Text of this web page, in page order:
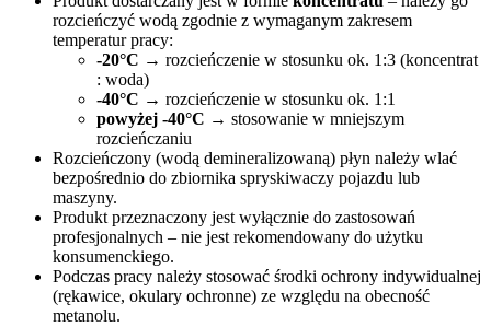
rozcieńczyć wodą zgodnie z wymaganym zakresem
temperatur pracy:
-20°C → rozcieńczenie w stosunku ok. 1:3 (koncentrat
: woda)
-40°C → rozcieńczenie w stosunku ok. 1:1
powyżej -40°C → stosowanie w mniejszym
rozcieńczaniu
Rozcieńczony (wodą demineralizowaną) płyn należy wlać
bezpośrednio do zbiornika spryskiwaczy pojazdu lub
maszyny.
Produkt przeznaczony jest wyłącznie do zastosowań
profesjonalnych – nie jest rekomendowany do użytku
konsumenckiego.
Podczas pracy należy stosować środki ochrony indywidualnej
(rękawice, okulary ochronne) ze względu na obecność
metanolu.